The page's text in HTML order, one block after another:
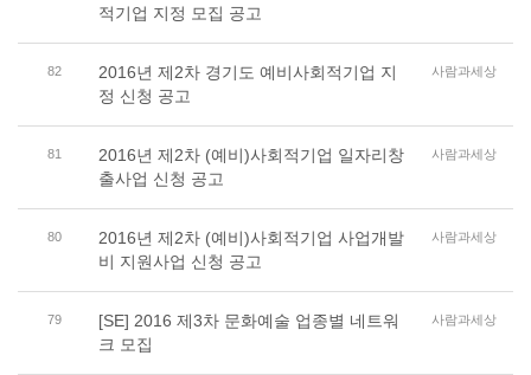
적기업 지정 모집 공고
82
2016년 제2차 경기도 예비사회적기업 지
정 신청 공고
사람과세상
81
2016년 제2차 (예비)사회적기업 일자리창
출사업 신청 공고
사람과세상
80
2016년 제2차 (예비)사회적기업 사업개발
비 지원사업 신청 공고
사람과세상
79
[SE] 2016 제3차 문화예술 업종별 네트워
크 모집
사람과세상